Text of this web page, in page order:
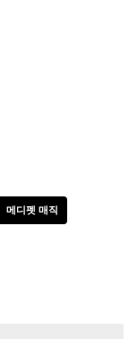
메디펫 매직